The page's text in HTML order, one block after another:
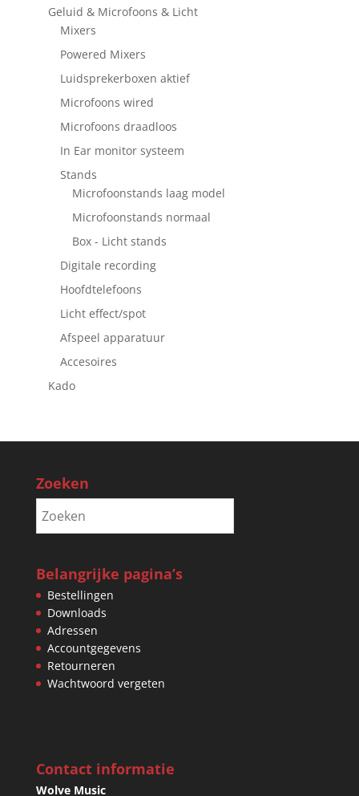
Geluid & Microfoons & Licht
Mixers
Powered Mixers
Luidsprekerboxen aktief
Microfoons wired
Microfoons draadloos
In Ear monitor systeem
Stands
Microfoonstands laag model
Microfoonstands normaal
Box - Licht stands
Digitale recording
Hoofdtelefoons
Licht effect/spot
Afspeel apparatuur
Accesoires
Kado
Zoeken
Belangrijke pagina’s
Bestellingen
Downloads
Adressen
Accountgegevens
Retourneren
Wachtwoord vergeten
Contact informatie
Wolve Music